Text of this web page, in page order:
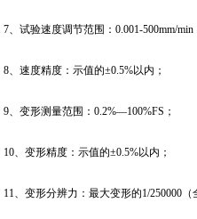
7、试验速度调节范围：0.001-500mm/min
8、速度精度：示值的±0.5%以内；
9、变形测量范围：0.2%—100%FS；
10、变形精度：示值的±0.5%以内；
11、变形分辨力：最大变形的1/250000（